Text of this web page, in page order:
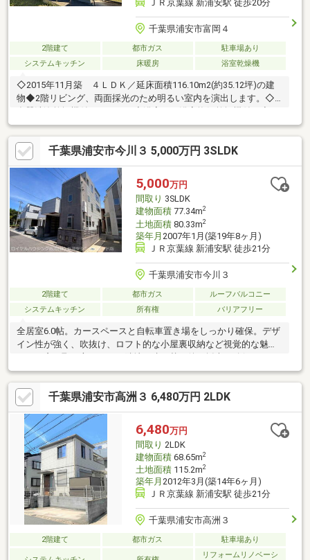
ＪＲ京葉線 新浦安駅 徒歩20分
千葉県浦安市富岡４
2階建て 都市ガス
駐車場あり
システムキッチン
床暖房 浴室乾燥機
◇2015年11月築 ４ＬＤＫ／延床面積116.10m2(約35.12坪)の建
物◆2階リビング、両面採光のため明るい室内を演出します。◇
部の雨戸に電動シャッター採用◆全室に床暖房◇キッチン・浴
室・洗面室に窓があり、換気良好です。◆各居室5畳以上かつ収
納があり、使いやすい間取りです。◇1階洋室部分はおしゃれな
小上がり畳になっており、収納もございます。◆ホームエレベー
ターがあり、1、2階の行き来が楽にできます。◇屋上は広々とし
たルーフバルコニーで、水栓・コンセント・スポットライトもあ
り多種多様な用途に利用可能です。
千葉県浦安市今川３ 5,000万円 3SLDK
5,000万円
間取り 3SLDK
建物面積77.34m2
土地面積80.33m2
築年月 2007年1月(築19年8ヶ月)
ＪＲ京葉線 新浦安駅 徒歩21分
千葉県浦安市今川３
2階建て 都市ガス
ルーフバルコニー
システムキッチン
所有権 バリアフリー
全居室6.0帖。カースペースと自転車置き場をしっかり確保。デザ
イン性が強く、吹抜け、ロフト的な小屋裏収納など視覚的な魅力
います。浦安はビジネスにもショッピングにも便利で、京葉線・
メトロ東西線とを使い分け、さらには空港へも軽快なアクセスを
可能にします。スーパーや医療施設も近くに。●〇予約制内覧会
開催中【事前にご予約下さい】直ぐ見れます！火曜日水曜日も営
業中！【お問合せ】crick♪→
千葉県浦安市高洲３ 6,480万円 2LDK
6,480万円
間取り 2LDK
建物面積68.65m2
土地面積115.2m2
築年月 2012年3月(築14年6ヶ月)
ＪＲ京葉線 新浦安駅 徒歩21分
千葉県浦安市高洲３
2階建て 都市ガス 駐車場あり
リフォームリノベーシ